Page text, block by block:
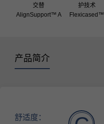
交替
AlignSupport™ A
护技术
Flexicased™
产品简介
舒适度：